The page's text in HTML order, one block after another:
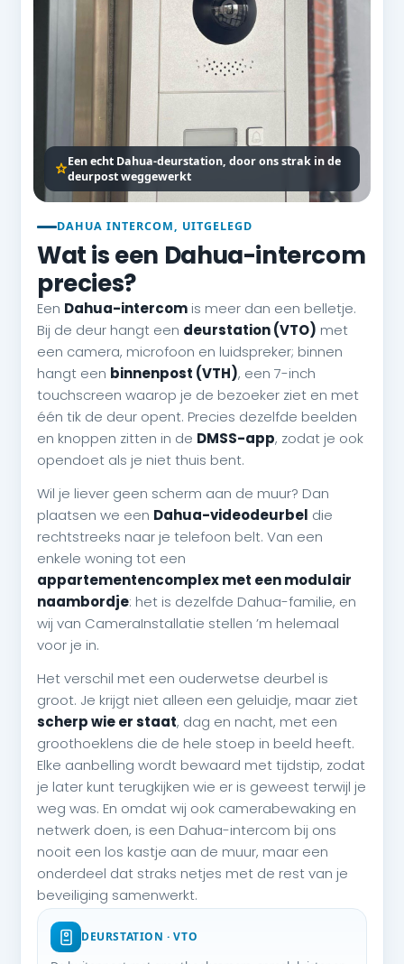
Een echt Dahua-deurstation, door ons strak in de
deurpost weggewerkt
DAHUA INTERCOM, UITGELEGD
Wat is een Dahua-intercom
precies?
Een Dahua-intercom is meer dan een belletje.
Bij de deur hangt een deurstation (VTO) met
een camera, microfoon en luidspreker; binnen
hangt een binnenpost (VTH), een 7-inch
touchscreen waarop je de bezoeker ziet en met
één tik de deur opent. Precies dezelfde beelden
en knoppen zitten in de DMSS-app, zodat je ook
opendoet als je niet thuis bent.
Wil je liever geen scherm aan de muur? Dan
plaatsen we een Dahua-videodeurbel die
rechtstreeks naar je telefoon belt. Van een
enkele woning tot een
appartementencomplex met een modulair
naambordje: het is dezelfde Dahua-familie, en
wij van CameraInstallatie stellen ’m helemaal
voor je in.
Het verschil met een ouderwetse deurbel is
groot. Je krijgt niet alleen een geluidje, maar ziet
scherp wie er staat, dag en nacht, met een
groothoeklens die de hele stoep in beeld heeft.
Elke aanbelling wordt bewaard met tijdstip, zodat
je later kunt terugkijken wie er is geweest terwijl je
weg was. En omdat wij ook camerabewaking en
netwerk doen, is een Dahua-intercom bij ons
nooit een los kastje aan de muur, maar een
onderdeel dat straks netjes met de rest van je
beveiliging samenwerkt.
DEURSTATION · VTO